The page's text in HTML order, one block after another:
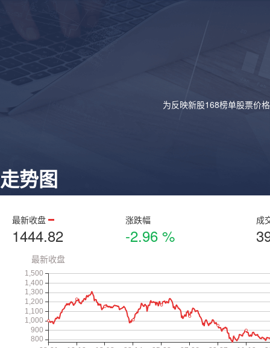
为反映新股168榜单股票价
走势图
最新收盘
1444.82
涨跌幅
-2.96 %
成